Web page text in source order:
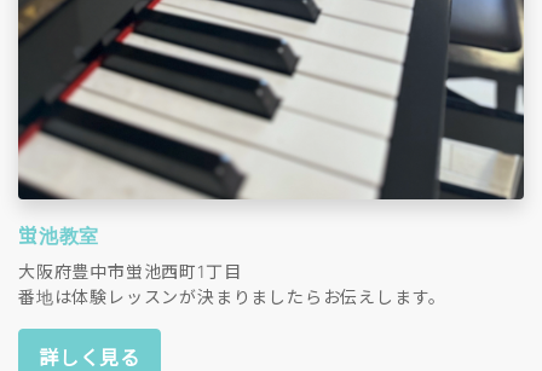
蛍池教室
大阪府豊中市蛍池西町1丁目
番地は体験レッスンが決まりましたらお伝えします。
詳しく見る